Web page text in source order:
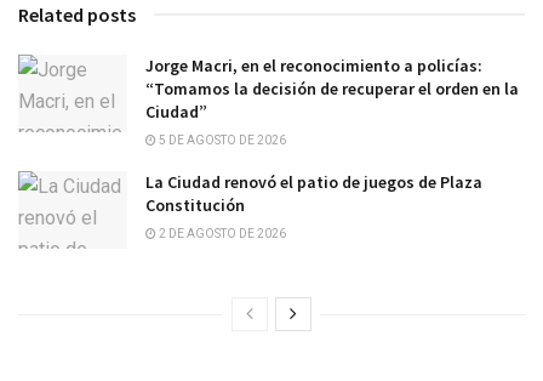
Related posts
Jorge Macri, en el reconocimiento a policías:
“Tomamos la decisión de recuperar el orden en la
Ciudad”
5 DE AGOSTO DE 2026
La Ciudad renovó el patio de juegos de Plaza
Constitución
2 DE AGOSTO DE 2026